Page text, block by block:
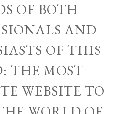
OF BOTH
AND
OF THIS
THE MOST
WEBSITE TO